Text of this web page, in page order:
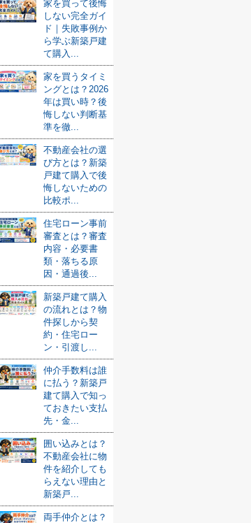
家を買って後悔
しない完全ガイ
ド｜失敗事例か
ら学ぶ新築戸建
て購入...
家を買うタイミ
ングとは？2026
年は買い時？後
悔しない判断基
準を徹...
不動産会社の選
び方とは？新築
戸建て購入で後
悔しないための
比較ポ...
住宅ローン事前
審査とは？審査
内容・必要書
類・落ちる原
因・通過後...
新築戸建て購入
の流れとは？物
件探しから契
約・住宅ロー
ン・引渡し...
仲介手数料は誰
に払う？新築戸
建て購入で知っ
ておきたい支払
先・金...
囲い込みとは？
不動産会社に物
件を紹介しても
らえない理由と
新築戸...
両手仲介とは？